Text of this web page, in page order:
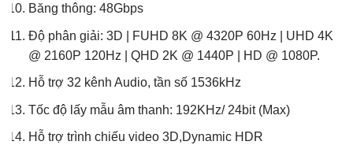
Băng thông: 48Gbps
Độ phân giải: 3D | FUHD 8K @ 4320P 60Hz | UHD 4K
@ 2160P 120Hz | QHD 2K @ 1440P | HD @ 1080P.
Hỗ trợ 32 kênh Audio, tần số 1536kHz
Tốc độ lấy mẫu âm thanh: 192KHz/ 24bit (Max)
Hỗ trợ trình chiếu video 3D,Dynamic HDR